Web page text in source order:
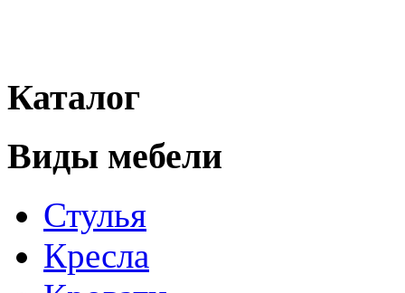
Каталог
Виды мебели
Стулья
Кресла